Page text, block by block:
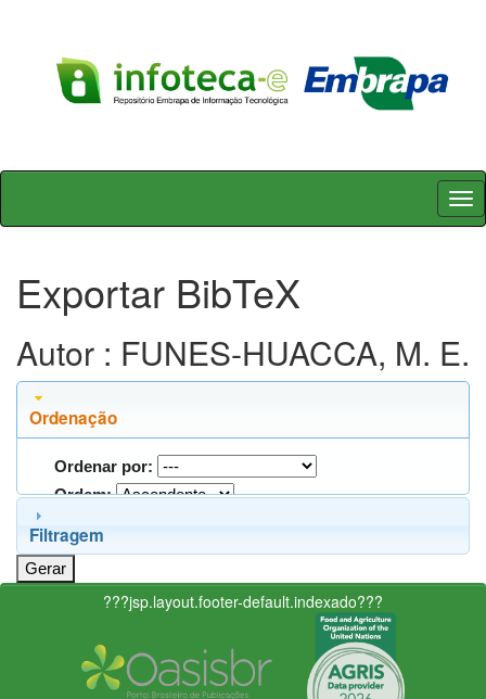
Skip
Exportar BibTeX
Autor : FUNES-HUACCA, M. E.
Ordenação
Ordenar por:
Ordem:
Filtragem
???jsp.layout.footer-default.indexado???